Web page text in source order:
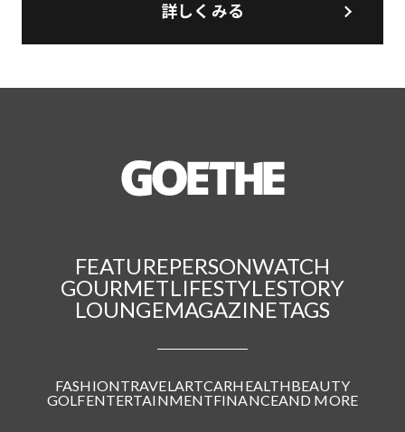
詳しくみる
FEATUREPERSONWATCH
GOURMETLIFESTYLESTORY
LOUNGEMAGAZINETAGS
FASHIONTRAVEL ARTCARHEALTHBEAUTY
GOLFENTERTAINMENTFINANCEAND MORE